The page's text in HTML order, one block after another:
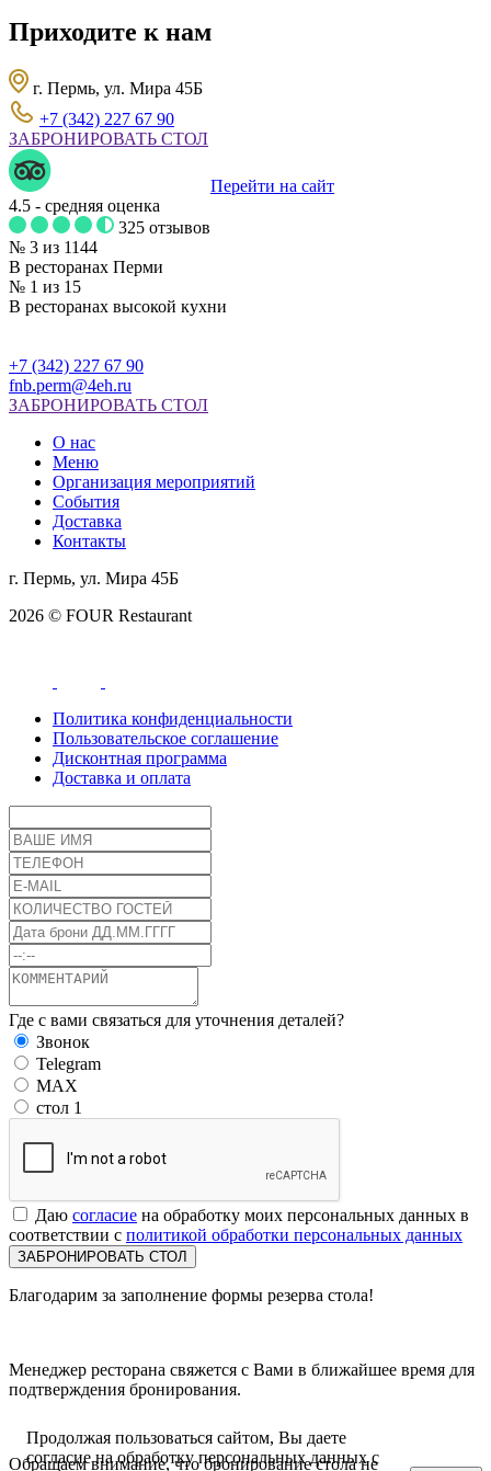
Приходите к нам
г. Пермь, ул. Мира 45Б
+7 (342) 227 67 90
ЗАБРОНИРОВАТЬ СТОЛ
Перейти на сайт
4.5 - средняя оценка
325 отзывов
№ 3 из 1144
В ресторанах Перми
№ 1 из 15
В ресторанах высокой кухни
+7 (342) 227 67 90
fnb.perm@4eh.ru
ЗАБРОНИРОВАТЬ СТОЛ
О нас
Меню
Организация мероприятий
События
Доставка
Контакты
г. Пермь, ул. Мира 45Б
2026 © FOUR Restaurant
Политика конфиденциальности
Пользовательское соглашение
Дисконтная программа
Доставка и оплата
Где с вами связаться для уточнения деталей?
Звонок
Telegram
MAX
стол 1
Даю согласие на обработку моих персональных данных в
соответствии с политикой обработки персональных данных
Благодарим за заполнение формы резерва стола!
Менеджер ресторана свяжется с Вами в ближайшее время для
подтверждения бронирования.
Обращаем внимание, что бронирование столане
Продолжая пользоваться сайтом, Вы даете
согласие на обработку персональных данных с